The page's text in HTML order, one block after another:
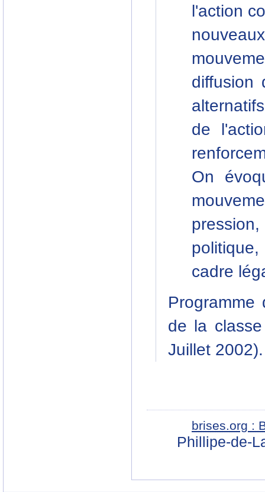
l'action
diffusion
de
On
cadre
Programme
de la
Juillet 2002).
brises.org :
Phillipe-de-